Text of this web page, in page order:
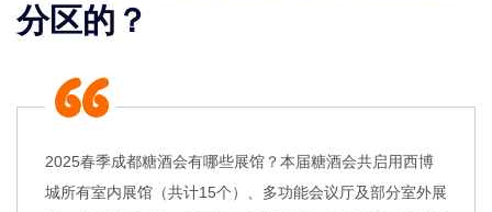
分区的？
2025春季成都糖酒会有哪些展馆？本届糖酒会共启用西博
城所有室内展馆（共计15个）、多功能会议厅及部分室外展